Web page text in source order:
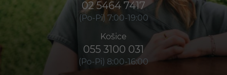
02 5464 7417
(Po-Pi) 7:00-19:00
Košice
055 3100 031
(Po-Pi) 8:00-16:00